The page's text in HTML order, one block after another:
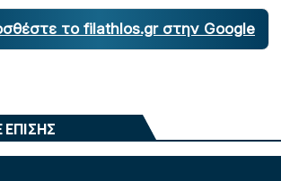
το filathlos.gr στην Google
ΕΠΙΣΗΣ